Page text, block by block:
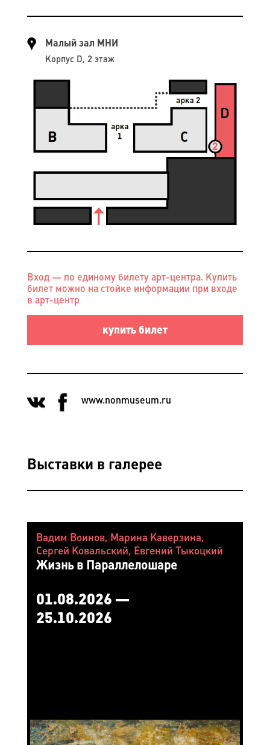
Малый зал МНИ
Корпус D, 2 этаж
Вход — по единому билету арт-центра. Купить
билет можно на стойке информации при входе
в арт-центр
купить билет
www.nonmuseum.ru
Выставки в галерее
Вадим Воинов, Марина Каверзина,
Сергей Ковальский, Евгений Тыкоцкий
Жизнь в Параллелошаре
01.08.2026 —
25.10.2026